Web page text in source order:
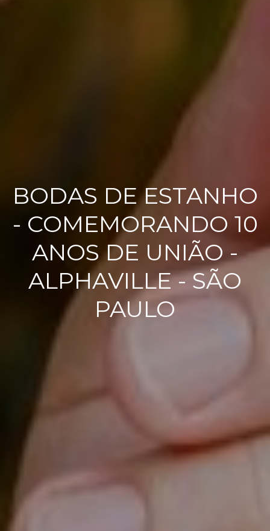
BODAS DE ESTANHO
- COMEMORANDO 10
ANOS DE UNIÃO -
ALPHAVILLE - SÃO
PAULO